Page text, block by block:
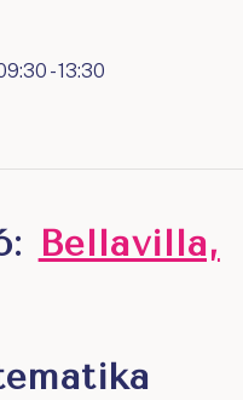
- 13:30
Bellavilla,